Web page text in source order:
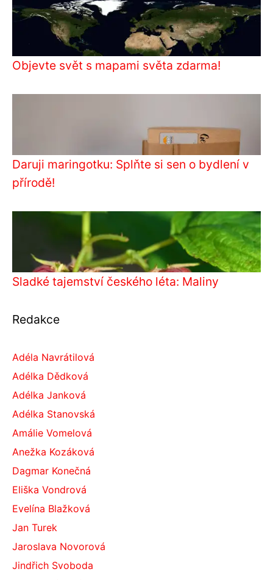
Objevte svět s mapami světa zdarma!
Daruji maringotku: Splňte si sen o bydlení v
přírodě!
Sladké tajemství českého léta: Maliny
Redakce
Adéla Navrátilová
Adélka Dědková
Adélka Janková
Adélka Stanovská
Amálie Vomelová
Anežka Kozáková
Dagmar Konečná
Eliška Vondrová
Evelína Blažková
Jan Turek
Jaroslava Novorová
Jindřich Svoboda